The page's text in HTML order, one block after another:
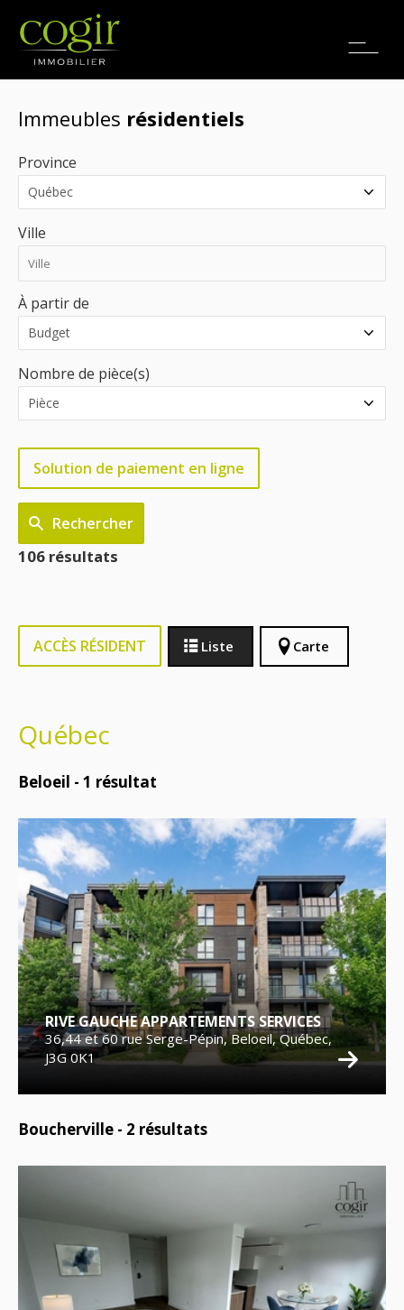
Emplois
Immeubles résidentiels
Province
Ville
À partir de
Nombre de pièce(s)
Solution de paiement en ligne
Rechercher
106 résultats
ACCÈS RÉSIDENT Liste Carte
Québec
Beloeil - 1 résultat
RIVE GAUCHE APPARTEMENTS SERVICES
36,44 et 60 rue Serge-Pépin, Beloeil, Québec,
J3G 0K1
Boucherville - 2 résultats